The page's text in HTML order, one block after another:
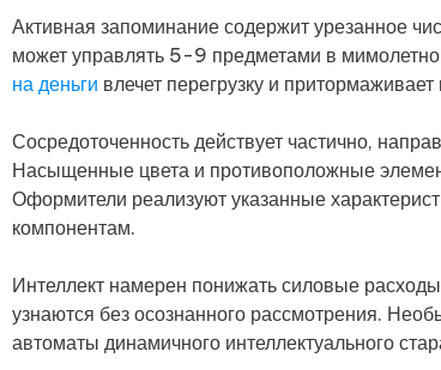
Активная запоминание содержит урезанное
может управлять 5-9 предметами в
на деньги влечет перегрузку и
Сосредоточенность действует частично,
Насыщенные цвета и противоположные
Оформители реализуют указанные
компонентам.
Интеллект намерен понижать силовые
узнаются без осознанного рассмотрения.
автоматы динамичного интеллектуального